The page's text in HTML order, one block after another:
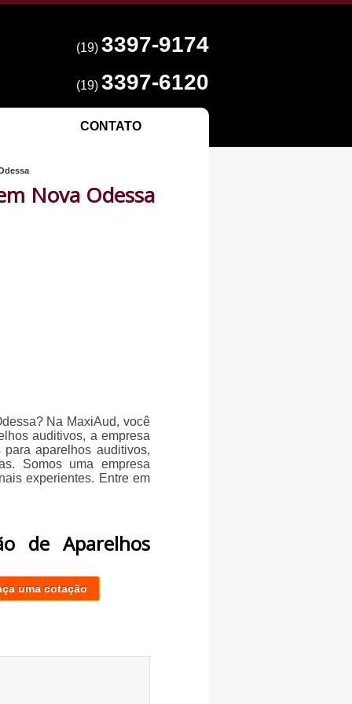
(19) 3397-9174
(19) 3397-6120
CONTATO
Nova Odessa
Na MaxiAud, você
auditivos, a empresa
aparelhos auditivos,
Somos uma empresa
experientes. Entre em
de Aparelhos
uma cotação